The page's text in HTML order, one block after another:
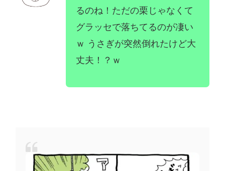
るのね！ただの栗じゃなくて
グラッセで落ちてるのが凄い
ｗ うさぎが突然倒れたけど大
丈夫！？ｗ